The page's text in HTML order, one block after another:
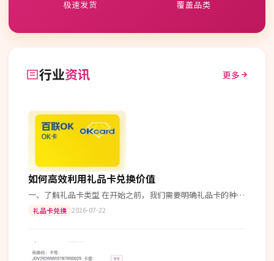
极速发货 覆盖品类
行业资讯 更多
如何高效利用礼品卡兑换价值
一、了解礼品卡类型 在开始之前，我们需要明确礼品卡的种
类。常见的礼品卡有超市购物卡、电子产品卡、餐饮娱乐卡
礼品卡兑换 2026-07-22